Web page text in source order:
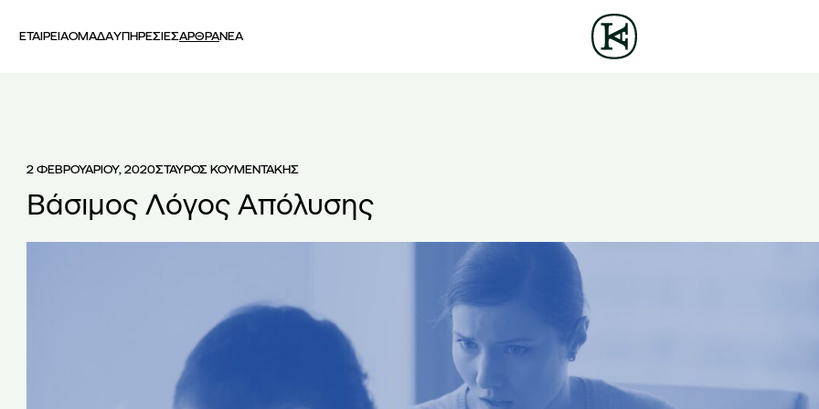
ΕΤΑΙΡΕΙΑΟΜΑΔΑΥΠΗΡΕΣΙΕΣΑΡΘΡΑΝΕΑ
2 ΦΕΒΡΟΥΑΡΙΟΥ, 2020ΣΤΑΥΡΟΣ ΚΟΥΜΕΝΤΑΚΗΣ
Βάσιμος Λόγος Απόλυσης